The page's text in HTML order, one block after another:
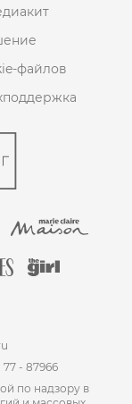
файлов
- 87966
по надзору в